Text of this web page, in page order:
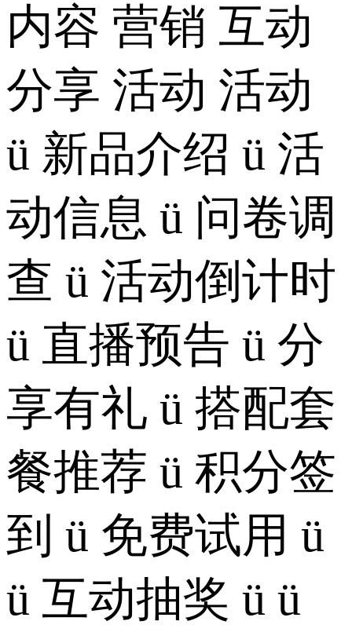
内容 营销 互动
分享 活动 活动
ü 新品介绍 ü 活
动信息 ü 问卷调
查 ü 活动倒计时
ü 直播预告 ü 分
享有礼 ü 搭配套
餐推荐 ü 积分签
到 ü 免费试用 ü
ü 互动抽奖 ü ü